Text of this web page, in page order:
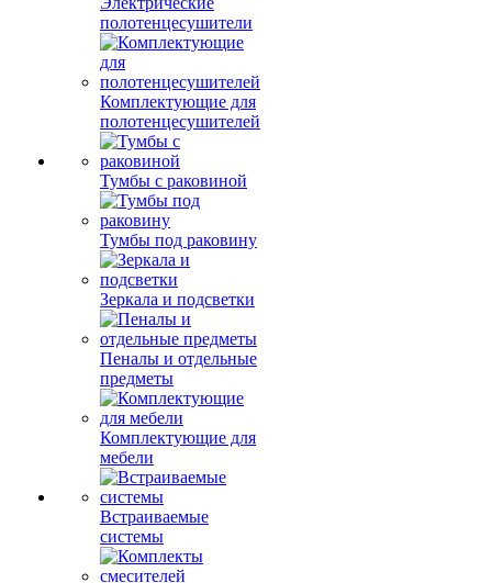
полотенцесушители
Комплектующие для
полотенцесушителей
Тумбы с раковиной
Тумбы под раковину
Зеркала и подсветки
Пеналы и отдельные
предметы
Комплектующие для
мебели
Встраиваемые
системы